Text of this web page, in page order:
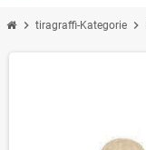
chevron_right tiragraffi-Kategorie chevron_right